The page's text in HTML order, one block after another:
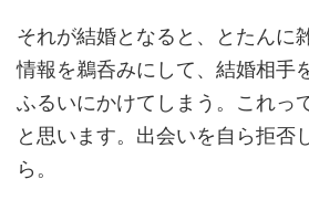
それが結婚となると、とたんに
情報を鵜呑みにして、結婚相手
ふるいにかけてしまう。これっ
と思います。出会いを自ら拒否
ら。